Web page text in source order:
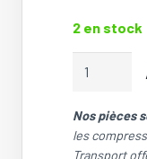
2 en stock
Détecteur
de
Nos pièces
les
Transport